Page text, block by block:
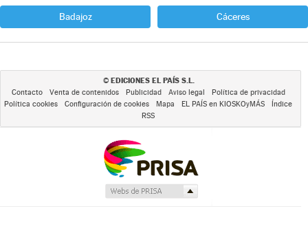
Badajoz Cáceres
© EDICIONES EL PAÍS S.L.
Contacto Venta de contenidos Publicidad Aviso legal
Política de privacidad
Política cookies
Configuración de cookies Mapa EL PAÍS en KIOSKOyMÁS
Índice
RSS